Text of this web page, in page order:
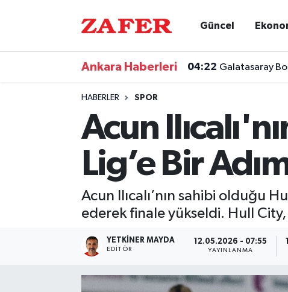
Güncel
Ankara Haberleri 04:22 Galatasaray
HABERLER SPOR
Acun
Lig’e Bir
Acun Ilıcalı’nın sahibi olduğu
ederek finale yükseldi. Hull
YETKINER MAYDA
EDITÖR
12.05.2026 - 07:55
YAYINLANMA
Trafik Durumu
Süper Lig Puan Durumu ve Fikstür
Tüm Manşetler